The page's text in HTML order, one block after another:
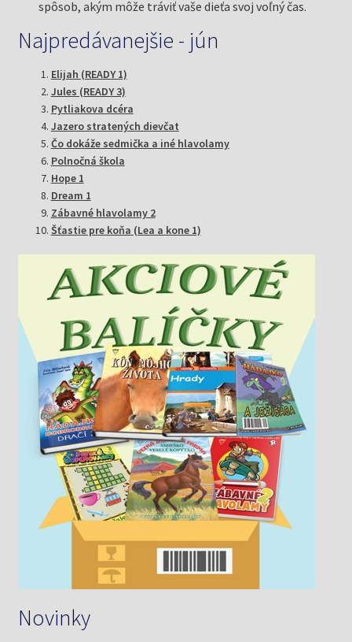
spôsob, akým môže tráviť vaše dieťa svoj voľný čas.
Najpredávanejšie - jún
Elijah (READY 1)
Jules (READY 3)
Pytliakova dcéra
Jazero stratených dievčat
Čo dokáže sedmička a iné hlavolamy
Polnočná škola
Hope 1
Dream 1
Zábavné hlavolamy 2
Šťastie pre koňa (Lea a kone 1)
Novinky